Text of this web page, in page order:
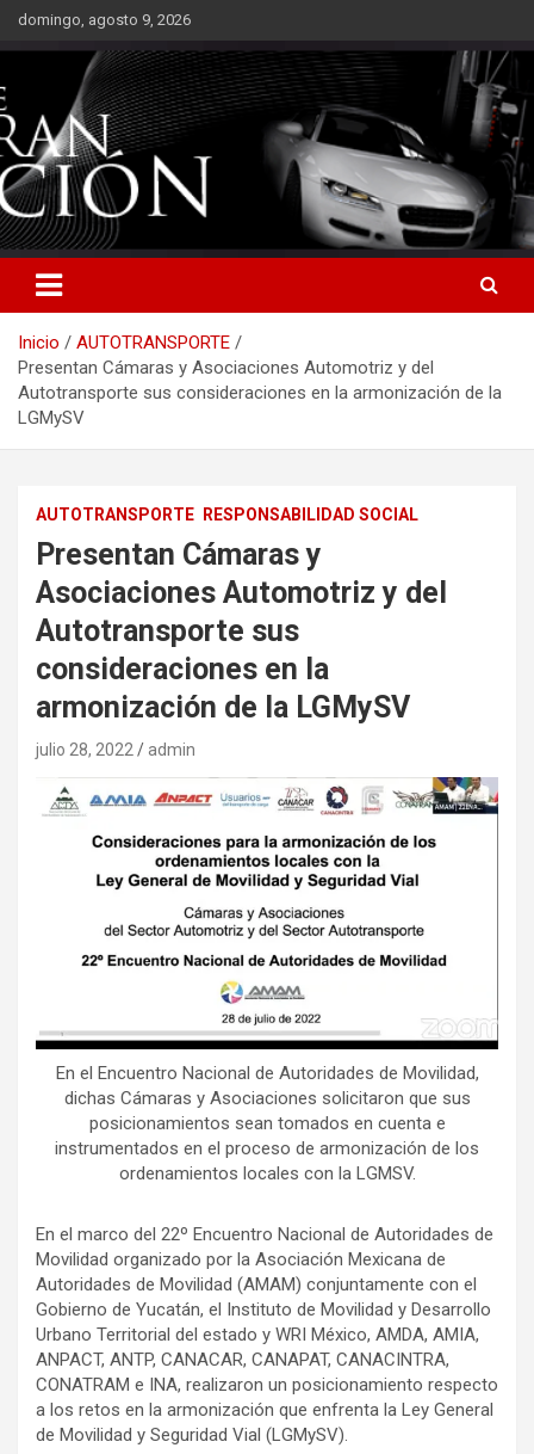
Saltardomingo, agosto 9, 2026
Inicio
AUTOTRANSPORTE
Presentan Cámaras y Asociaciones Automotriz y del
Autotransporte sus consideraciones en la armonización de la
LGMySV
AUTOTRANSPORTE RESPONSABILIDAD SOCIAL
Presentan Cámaras y
Asociaciones Automotriz y del
Autotransporte sus
consideraciones en la
armonización de la LGMySV
julio 28, 2022 admin
En el Encuentro Nacional de Autoridades de Movilidad,
dichas Cámaras y Asociaciones solicitaron que sus
posicionamientos sean tomados en cuenta e
instrumentados en el proceso de armonización de los
ordenamientos locales con la LGMSV.
En el marco del 22º Encuentro Nacional de Autoridades de
Movilidad organizado por la Asociación Mexicana de
Autoridades de Movilidad (AMAM) conjuntamente con el
Gobierno de Yucatán, el Instituto de Movilidad y Desarrollo
Urbano Territorial del estado y WRI México, AMDA, AMIA,
ANPACT, ANTP, CANACAR, CANAPAT, CANACINTRA,
CONATRAM e INA, realizaron un posicionamiento respecto
a los retos en la armonización que enfrenta la Ley General
de Movilidad y Seguridad Vial (LGMySV).